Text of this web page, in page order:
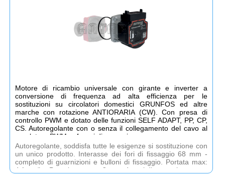
Motore di ricambio universale con girante e inverter a
conversione di frequenza ad alta efficienza per le
sostituzioni su circolatori domestici GRUNFOS ed altre
marche con rotazione ANTIORARIA (CW). Con presa di
controllo PWM e dotato delle funzioni SELF ADAPT, PP, CP,
CS. Autoregolante con o senza il collegamento del cavo al
regolatore PWM. - 4 anni di garanzia.
Autoregolante, soddisfa tutte le esigenze si sostituzione con
un unico prodotto. Interasse dei fori di fissaggio 68 mm -
completo di guarnizioni e bulloni di fissaggio. Portata max:
4,1 mc/h - Prevalenza max 8 mt. - 4 anni di garanzia.